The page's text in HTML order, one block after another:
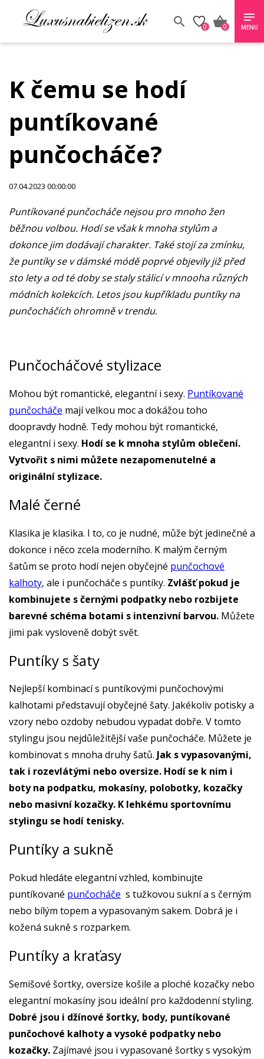
0 0 MENU
K čemu se hodí
puntíkované
punčocháče?
07.04.2023 00:00:00
Puntíkované punčocháče nejsou pro mnoho žen
běžnou volbou. Hodí se však k mnoha stylům a
dokonce jim dodávají charakter. Také stojí za zmínku,
že puntíky se v dámské módě poprvé objevily již před
sto lety a od té doby se staly stálicí v mnooha různých
módních kolekcích. Letos jsou kupříkladu puntíky na
punčocháčích ohromně v trendu.
Punčocháčové stylizace
Mohou být romantické, elegantní i sexy. Puntíkované
punčocháče mají velkou moc a dokážou toho
doopravdy hodně. Tedy mohou být romantické,
elegantní i sexy. Hodí se k mnoha stylům oblečení.
Vytvořit s nimi můžete nezapomenutelné a
originální stylizace.
Malé černé
Klasika je klasika. I to, co je nudné, může být jedinečné a
dokonce i něco zcela moderního. K malým černým
šatům se proto hodí nejen obyčejné punčochové
kalhoty, ale i punčocháče s puntíky. Zvlášť pokud je
kombinujete s černými podpatky nebo rozbijete
barevné schéma botami s intenzivní barvou. Můžete
jimi pak vysloveně dobýt svět.
Puntíky s šaty
Nejlepší kombinací s puntíkovými punčochovými
kalhotami představují obyčejné šaty. Jakékoliv potisky a
vzory nebo ozdoby nebudou vypadat dobře. V tomto
stylingu jsou nejdůležitější vaše punčocháče. Můžete je
kombinovat s mnoha druhy šatů. Jak s vypasovanými,
tak i rozevlátými nebo oversize. Hodí se k nim i
boty na podpatku, mokasíny, polobotky, kozačky
nebo masivní kozačky. K lehkému sportovnímu
stylingu se hodí tenisky.
Puntíky a sukně
Pokud hledáte elegantní vzhled, kombinujte
puntíkované punčocháče s tužkovou sukní a s černým
nebo bílým topem a vypasovaným sakem. Dobrá je i
kožená sukně s rozparkem.
Puntíky a kraťasy
Semišové šortky, oversize košile a ploché kozačky nebo
elegantní mokasíny jsou ideální pro každodenní styling.
Dobré jsou i džínové šortky, body, puntíkované
punčochové kalhoty a vysoké podpatky nebo
kozačky. Zajímavé jsou i vypasované šortky s vysokým